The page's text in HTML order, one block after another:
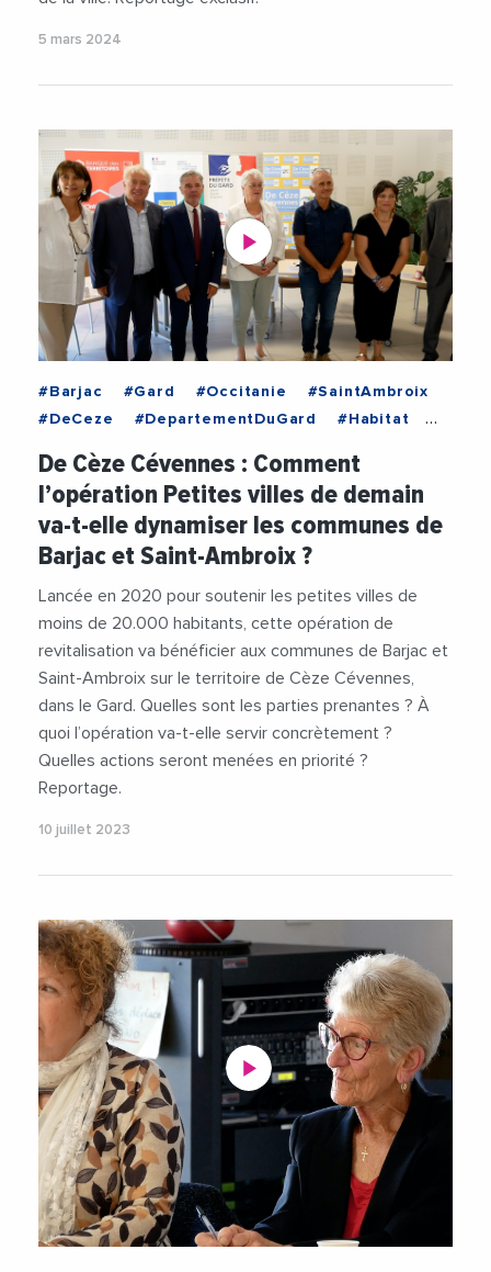
5 mars 2024
#Barjac #Gard #Occitanie
#SaintAmbroix
#DeCeze
#DepartementDuGard
#Habitat
#Prefecture
#RegionOccitanie1
#Sante
#Service
#Videos
De Cèze Cévennes : Comment
l’opération Petites villes de demain
va-t-elle dynamiser les communes de
Barjac et Saint-Ambroix ?
Lancée en 2020 pour soutenir les petites villes de
moins de 20.000 habitants, cette opération de
revitalisation va bénéficier aux communes de Barjac et
Saint-Ambroix sur le territoire de Cèze Cévennes,
dans le Gard. Quelles sont les parties prenantes ? À
quoi l’opération va-t-elle servir concrètement ?
Quelles actions seront menées en priorité ?
Reportage.
10 juillet 2023